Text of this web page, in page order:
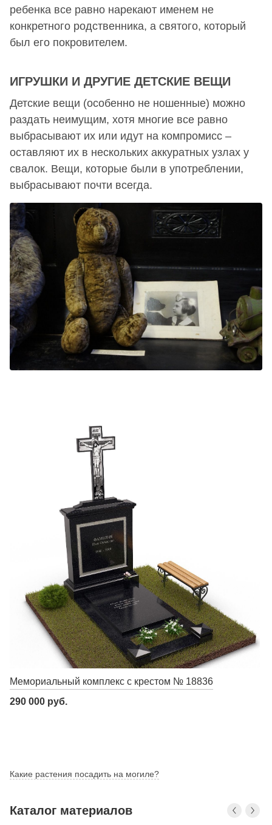
ребенка все равно нарекают именем не
конкретного родственника, а святого, который
был его покровителем.
ИГРУШКИ И ДРУГИЕ ДЕТСКИЕ ВЕЩИ
Детские вещи (особенно не ношенные) можно
раздать неимущим, хотя многие все равно
выбрасывают их или идут на компромисс –
оставляют их в нескольких аккуратных узлах у
свалок. Вещи, которые были в употреблении,
выбрасывают почти всегда.
Мемориальный комплекс с крестом № 18836
290 000 руб.
Какие растения посадить на могиле?
Каталог материалов